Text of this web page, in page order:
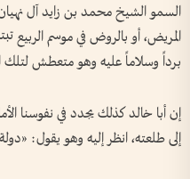
السمو الشيخ محمد بن زايد آل
المريض، أو بالروض في موسم الربيع
برداً وسلاماً عليه وهو متعطش لتلك
إن أبا خالد كذلك يجدد في نفوسنا
إلى طلعته، انظر إليه وهو يقول: